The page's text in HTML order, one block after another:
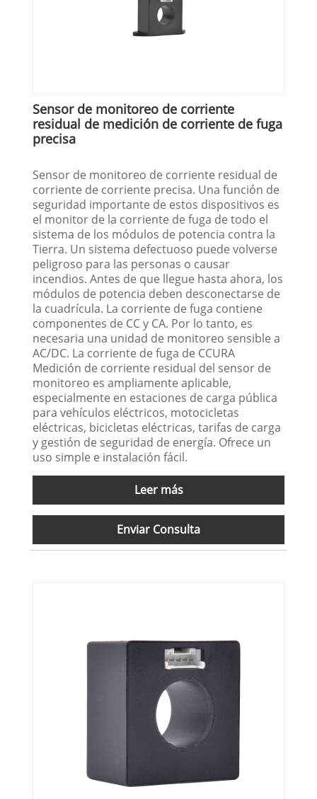
Sensor de monitoreo de corriente
residual de medición de corriente de fuga
precisa
Sensor de monitoreo de corriente residual de
corriente de corriente precisa. Una función de
seguridad importante de estos dispositivos es
el monitor de la corriente de fuga de todo el
sistema de los módulos de potencia contra la
Tierra. Un sistema defectuoso puede volverse
peligroso para las personas o causar
incendios. Antes de que llegue hasta ahora, los
módulos de potencia deben desconectarse de
la cuadrícula. La corriente de fuga contiene
componentes de CC y CA. Por lo tanto, es
necesaria una unidad de monitoreo sensible a
AC/DC. La corriente de fuga de CCURA
Medición de corriente residual del sensor de
monitoreo es ampliamente aplicable,
especialmente en estaciones de carga pública
para vehículos eléctricos, motocicletas
eléctricas, bicicletas eléctricas, tarifas de carga
y gestión de seguridad de energía. Ofrece un
uso simple e instalación fácil.
Leer más
Enviar Consulta